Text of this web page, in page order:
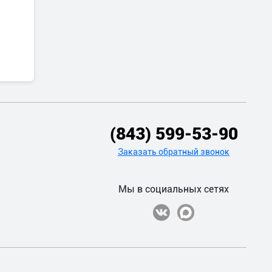
(843) 599-53-90
Заказать обратный звонок
Мы в социальных сетях